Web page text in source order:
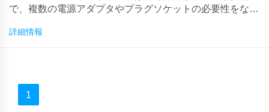
で、複数の電源アダプタやプラグソケットの必要性をなく
で最大15.4WのDC電力を送信するだけです。
詳細情報
1